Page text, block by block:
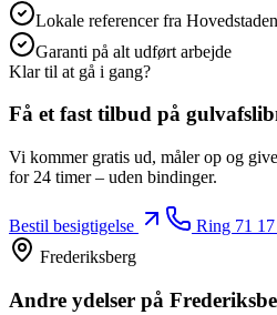
Lokale referencer fra Hovedstaden
Garanti på alt udført arbejde
Klar til at gå i gang?
Få et fast tilbud på
Vi kommer gratis ud, måler op og
for 24 timer – uden bindinger.
Bestil besigtigelse Ring 71
Frederiksberg
Andre ydelser på